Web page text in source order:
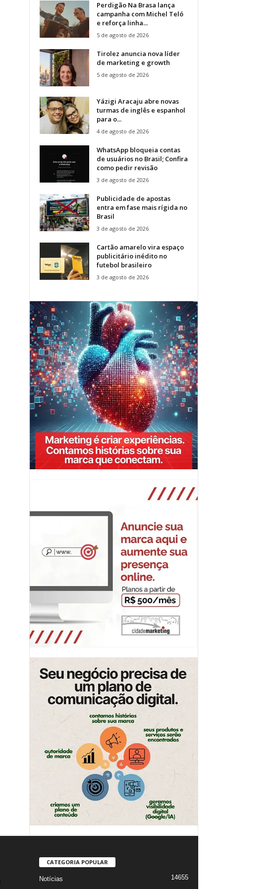
Perdigão Na Brasa lança
campanha com Michel Teló
e reforça linha...
5 de agosto de 2026
Tirolez anuncia nova líder
de marketing e growth
5 de agosto de 2026
Yázigi Aracaju abre novas
turmas de inglês e espanhol
para o...
4 de agosto de 2026
WhatsApp bloqueia contas
de usuários no Brasil; Confira
como pedir revisão
3 de agosto de 2026
Publicidade de apostas
entra em fase mais rígida no
Brasil
3 de agosto de 2026
Cartão amarelo vira espaço
publicitário inédito no
futebol brasileiro
3 de agosto de 2026
CATEGORIA POPULAR
Notícias
14655